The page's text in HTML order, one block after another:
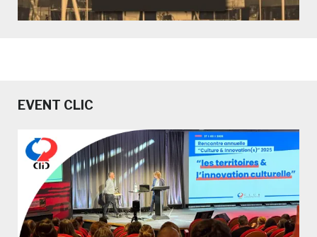
EVENT CLIC